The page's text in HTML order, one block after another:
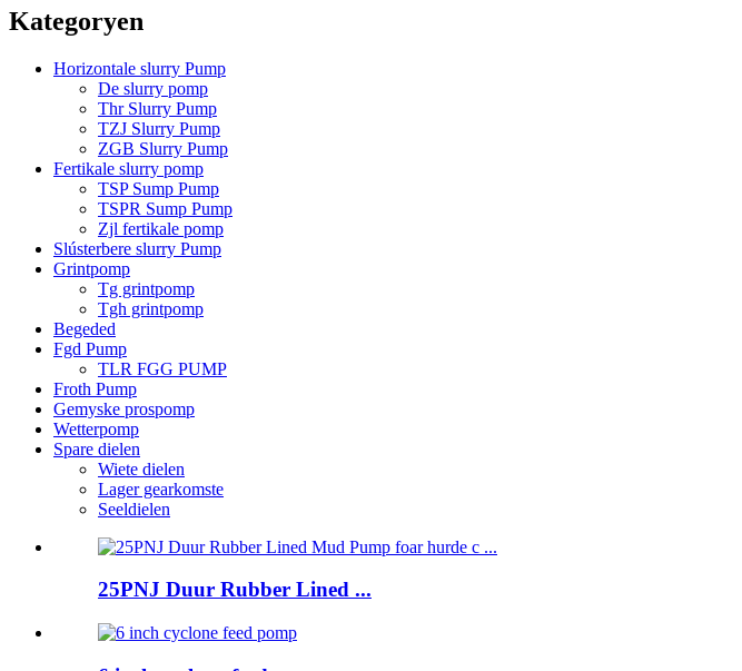
Kategoryen
Horizontale slurry Pump
De slurry pomp
Thr Slurry Pump
TZJ Slurry Pump
ZGB Slurry Pump
Fertikale slurry pomp
TSP Sump Pump
TSPR Sump Pump
Zjl fertikale pomp
Slústerbere slurry Pump
Grintpomp
Tg grintpomp
Tgh grintpomp
Begeded
Fgd Pump
TLR FGG PUMP
Froth Pump
Gemyske prospomp
Wetterpomp
Spare dielen
Wiete dielen
Lager gearkomste
Seeldielen
25PNJ Duur Rubber Lined ...